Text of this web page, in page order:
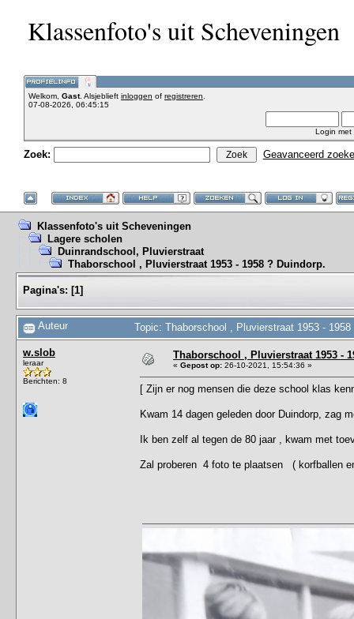
Klassenfoto's uit Scheveningen
Welkom, Gast. Alsjeblieft inloggen of registreren
07-08-2026, 06:45:15
Login met
Zoek: Geavanceerd
Klassenfoto's uit Scheveningen
Lagere scholen
Duinrandschool, Pluvierstraat
Thaborschool , Pluvierstraat 1953 - 1958 ? Duindorp.
Pagina's: [1]
Auteur Topic: Thaborschool , Pluvierstraat 1953 -
w.slob
leraar
Berichten: 8
Thaborschool , Pluvierstraat 1953 -
« Gepost op: 26-10-2021, 15:54:36 »
[ Zijn er nog mensen die deze school klas
Kwam 14 dagen geleden door Duindorp, zag
Ik ben zelf al tegen de 80 jaar , kwam met
Zal proberen 4 foto te plaatsen ( korfballen